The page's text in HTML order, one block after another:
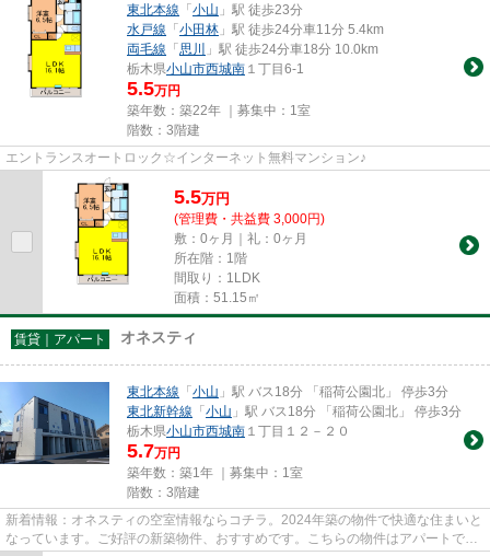
東北本線 「小山 」駅 徒歩23分
水戸線 「小田林 」駅 徒歩24分車11分 5.4km
両毛線 「思川
」駅 徒歩24分車18分 10.0km
栃木県小山市西城南 １丁目6-1
5.5万円
築年数：築22年 ｜募集中： 1室
階数：3階建
エントランスオートロック☆インターネット無料マンション♪
5.5万円
(管理費・共益費 3,000円)
敷：0ヶ月｜礼：0ヶ月
所在階：1階
間取り：1LDK
面積：51.15㎡
賃貸｜アパート オネスティ
東北本線 「小山 」駅 バス18分 「稲荷公園北」 停歩3分
東北新幹線 「小山 」駅 バス18分 「稲荷公園北」 停歩3分
栃木県小山市西城南 １丁目１２－２０
5.7万円
築年数：築1年 ｜募集中： 1室
階数：3階建
新着情報：オネスティの空室情報ならコチラ。2024年築の物件で快適な住まいと
なっています。ご好評の新築物件、おすすめです。こちらの物件はアパートで